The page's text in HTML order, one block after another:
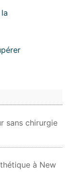
sans chirurgie
à New